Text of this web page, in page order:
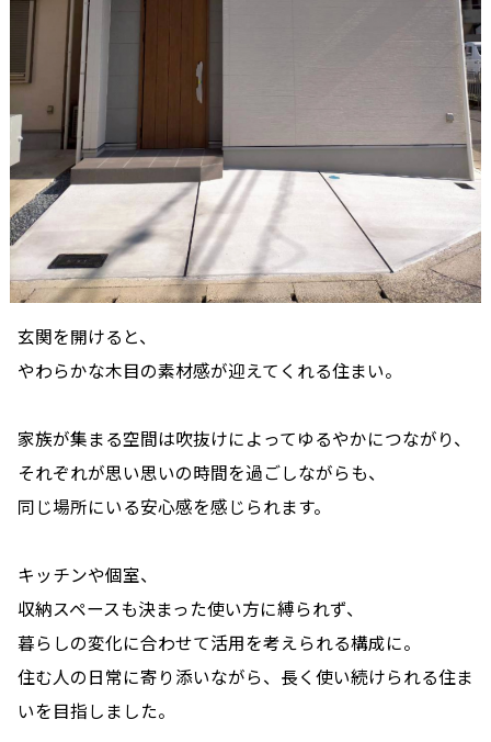
玄関を開けると、
やわらかな木目の素材感が迎えてくれる住まい。
家族が集まる空間は吹抜けによってゆるやかにつながり、
それぞれが思い思いの時間を過ごしながらも、
同じ場所にいる安心感を感じられます。
キッチンや個室、
収納スペースも決まった使い方に縛られず、
暮らしの変化に合わせて活用を考えられる構成に。
住む人の日常に寄り添いながら、長く使い続けられる住ま
いを目指しました。